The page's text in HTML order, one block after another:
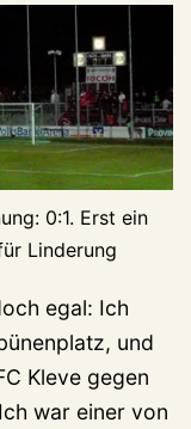
0:1. Erst ein
Linderung
egal: Ich
und
Kleve gegen
war einer von